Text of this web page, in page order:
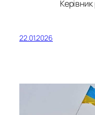
22.01.2026